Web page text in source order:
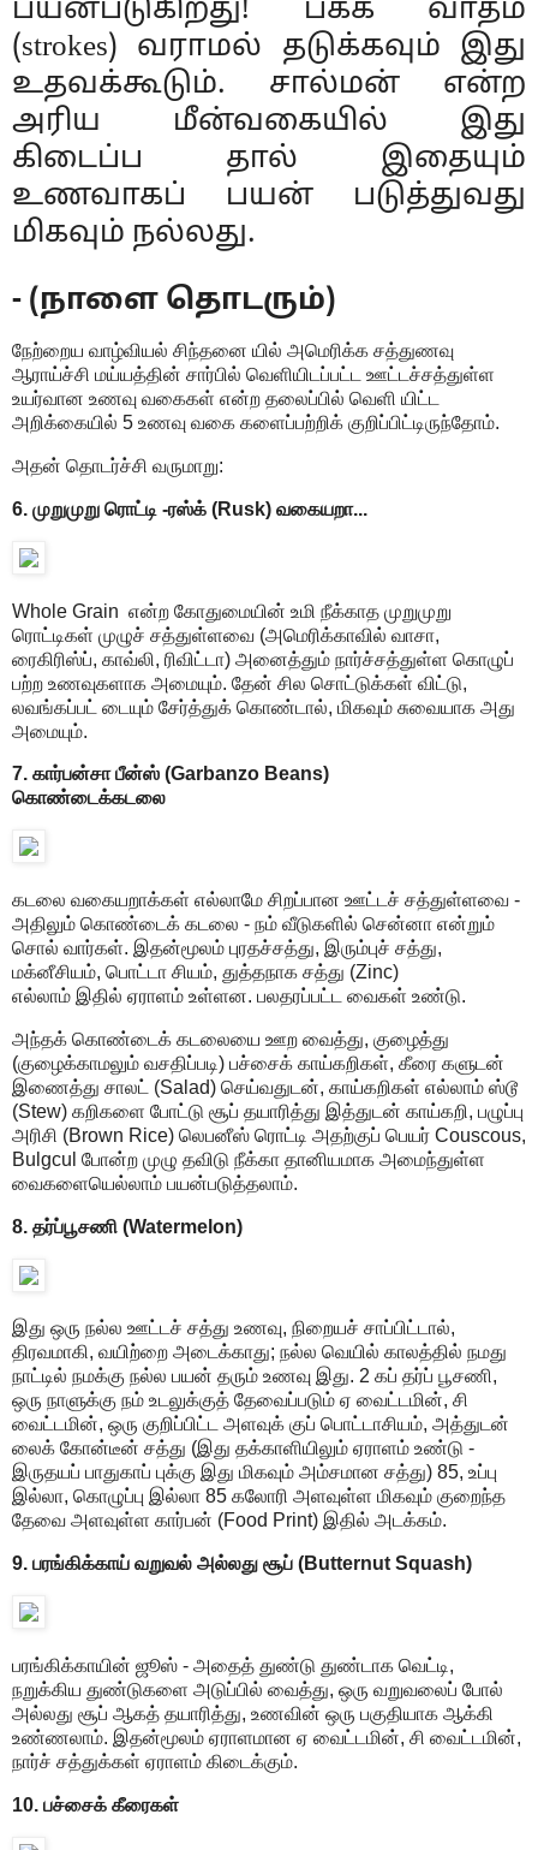
பயன்படுகிறது! பக்க வாதம்
(strokes) வராமல் தடுக்கவும் இது
உதவக்கூடும். சால்மன் என்ற
அரிய மீன்வகையில் இது
கிடைப்ப தால் இதையும்
உணவாகப் பயன் படுத்துவது
மிகவும் நல்லது.
- (நாளை தொடரும்)
நேற்றைய வாழ்வியல் சிந்தனை யில் அமெரிக்க சத்துணவு
ஆராய்ச்சி மய்யத்தின் சார்பில் வெளியிடப்பட்ட ஊட்டச்சத்துள்ள
உயர்வான உணவு வகைகள் என்ற தலைப்பில் வெளி யிட்ட
அறிக்கையில் 5 உணவு வகை களைப்பற்றிக் குறிப்பிட்டிருந்தோம்.
அதன் தொடர்ச்சி வருமாறு:
6. முறுமுறு ரொட்டி -ரஸ்க் (Rusk) வகையறா...
Whole Grain என்ற கோதுமையின் உமி நீக்காத முறுமுறு
ரொட்டிகள் முழுச் சத்துள்ளவை (அமெரிக்காவில் வாசா,
ரைகிரிஸ்ப், காவ்லி, ரிவிட்டா) அனைத்தும் நார்ச்சத்துள்ள கொழுப்
பற்ற உணவுகளாக அமையும். தேன் சில சொட்டுக்கள் விட்டு,
லவங்கப்பட் டையும் சேர்த்துக் கொண்டால், மிகவும் சுவையாக அது
அமையும்.
7. கார்பன்சா பீன்ஸ் (Garbanzo Beans)
கொண்டைக்கடலை
கடலை வகையறாக்கள் எல்லாமே சிறப்பான ஊட்டச் சத்துள்ளவை -
அதிலும் கொண்டைக் கடலை - நம் வீடுகளில் சென்னா என்றும்
சொல் வார்கள். இதன்மூலம் புரதச்சத்து, இரும்புச் சத்து,
மக்னீசியம், பொட்டா சியம், துத்தநாக சத்து (Zinc)
எல்லாம் இதில் ஏராளம் உள்ளன. பலதரப்பட்ட வைகள் உண்டு.
அந்தக் கொண்டைக் கடலையை ஊற வைத்து, குழைத்து
(குழைக்காமலும் வசதிப்படி) பச்சைக் காய்கறிகள், கீரை களுடன்
இணைத்து சாலட் (Salad) செய்வதுடன், காய்கறிகள் எல்லாம் ஸ்டூ
(Stew) கறிகளை போட்டு சூப் தயாரித்து இத்துடன் காய்கறி, பழுப்பு
அரிசி (Brown Rice) லெபனீஸ் ரொட்டி அதற்குப் பெயர் Couscous,
Bulgcul போன்ற முழு தவிடு நீக்கா தானியமாக அமைந்துள்ள
வைகளையெல்லாம் பயன்படுத்தலாம்.
8. தர்ப்பூசணி (Watermelon)
இது ஒரு நல்ல ஊட்டச் சத்து உணவு, நிறையச் சாப்பிட்டால்,
திரவமாகி, வயிற்றை அடைக்காது; நல்ல வெயில் காலத்தில் நமது
நாட்டில் நமக்கு நல்ல பயன் தரும் உணவு இது. 2 கப் தர்ப் பூசணி,
ஒரு நாளுக்கு நம் உடலுக்குத் தேவைப்படும் ஏ வைட்டமின், சி
வைட்டமின், ஒரு குறிப்பிட்ட அளவுக் குப் பொட்டாசியம், அத்துடன்
லைக் கோன்டீன் சத்து (இது தக்காளியிலும் ஏராளம் உண்டு -
இருதயப் பாதுகாப் புக்கு இது மிகவும் அம்சமான சத்து) 85, உப்பு
இல்லா, கொழுப்பு இல்லா 85 கலோரி அளவுள்ள மிகவும் குறைந்த
தேவை அளவுள்ள கார்பன் (Food Print) இதில் அடக்கம்.
9. பரங்கிக்காய் வறுவல் அல்லது சூப் (Butternut Squash)
பரங்கிக்காயின் ஜூஸ் - அதைத் துண்டு துண்டாக வெட்டி,
நறுக்கிய துண்டுகளை அடுப்பில் வைத்து, ஒரு வறுவலைப் போல்
அல்லது சூப் ஆகத் தயாரித்து, உணவின் ஒரு பகுதியாக ஆக்கி
உண்ணலாம். இதன்மூலம் ஏராளமான ஏ வைட்டமின், சி வைட்டமின்,
நார்ச் சத்துக்கள் ஏராளம் கிடைக்கும்.
10. பச்சைக் கீரைகள்